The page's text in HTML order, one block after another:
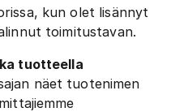
kun olet lisännyt
toimitustavan.
tuotteella
näet tuotenimen